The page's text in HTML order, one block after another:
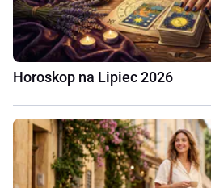
Horoskop na Lipiec 2026